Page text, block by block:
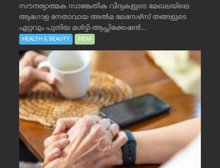
സൗന്ദര്യാത്മക സാങ്കേതിക വിദ്യകളുടെ മേഖലയിലെ
ആഗോള നേതാവായ അൽമ ലേസേഴ്സ് തങ്ങളുടെ
ഏറ്റവും പുതിയ മൾട്ടി-ആപ്ലിക്കേഷൻ...
HEALTH & BEAUTY INDIA